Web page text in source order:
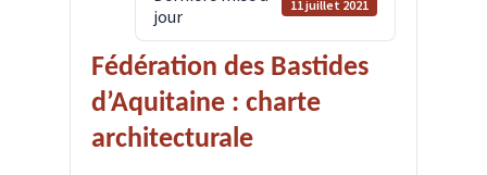
jour
11 juillet 2021
Fédération des Bastides
d’Aquitaine : charte
architecturale